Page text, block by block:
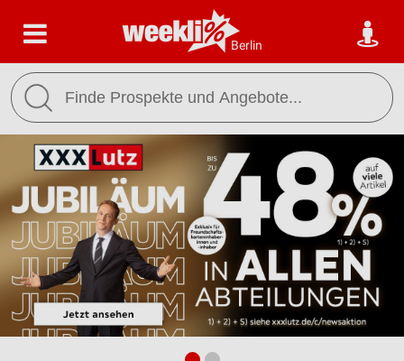
Berlin